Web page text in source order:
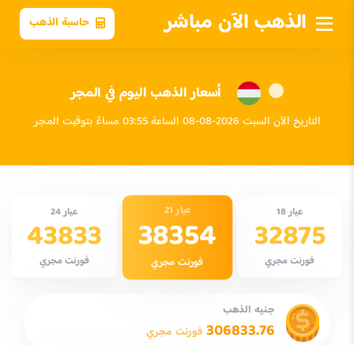
الذهب الآن مباشر حاسبة الذهب
أسعار الذهب اليوم في المجر
التاريخ الآن السبت 2026-08-08 الساعة 03:55 مساءً بتوقيت المجر
عيار 18
32875
فورنت مجري
عيار 21
38354
فورنت مجري
عيار 24
43833
فورنت مجري
جنيه الذهب
306833.76 فورنت مجري